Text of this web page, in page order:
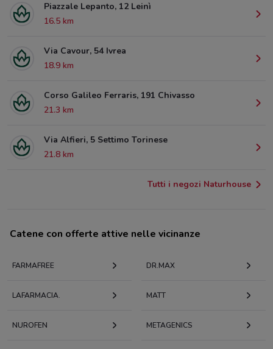
Piazzale Lepanto, 12 Leinì
16.5 km
Via Cavour, 54 Ivrea
18.9 km
Corso Galileo Ferraris, 191 Chivasso
21.3 km
Via Alfieri, 5 Settimo Torinese
21.8 km
Tutti i negozi Naturhouse
Catene con offerte attive nelle vicinanze
FARMAFREE DR.MAX
LAFARMACIA. MATT
NUROFEN METAGENICS